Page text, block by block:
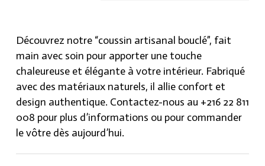
Découvrez notre “coussin artisanal bouclé”, fait
main avec soin pour apporter une touche
chaleureuse et élégante à votre intérieur. Fabriqué
avec des matériaux naturels, il allie confort et
design authentique. Contactez-nous au +216 22 811
008 pour plus d’informations ou pour commander
le vôtre dès aujourd’hui.